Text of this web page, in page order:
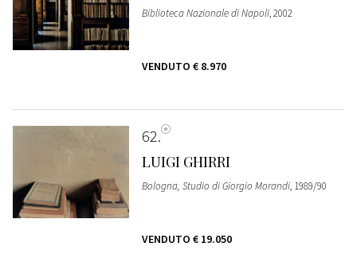
Biblioteca Nazionale di Napoli, 2002
VENDUTO € 8.970
62
LUIGI GHIRRI
Bologna, Studio di Giorgio Morandi, 1989/90
VENDUTO € 19.050